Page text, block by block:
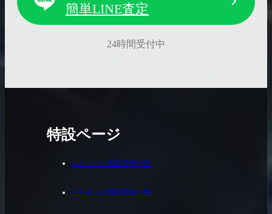
簡単LINE査定
24時間受付中
特設ページ
エルメスの買取実績一覧
バーキンの買取実績一覧